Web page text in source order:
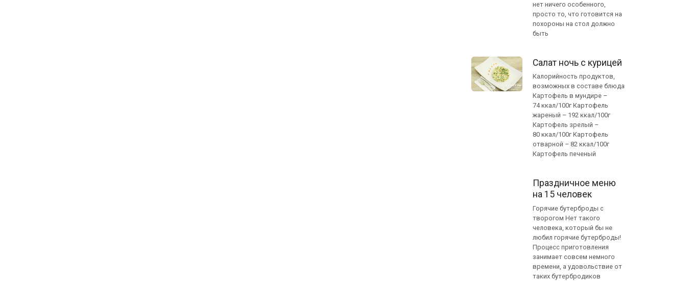
нет ничего особенного,
просто то, что готовится на
похороны на стол должно
быть
Салат ночь с курицей
Калорийность продуктов,
возможных в составе блюда
Картофель в мундире –
74 ккал/100г Картофель
жареный – 192 ккал/100г
Картофель зрелый –
80 ккал/100г Картофель
отварной – 82 ккал/100г
Картофель печеный
Праздничное меню
на 15 человек
Горячие бутерброды с
творогом Нет такого
человека, который бы не
любил горячие бутерброды!
Процесс приготовления
занимает совсем немного
времени, а удовольствие от
таких бутербродиков